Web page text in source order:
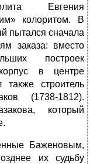
Евгения
колоритом. В
пытался сначала
заказа: вместо
построек
в центре
также строитель
(1738-1812).
который
Баженовым,
их судьбу